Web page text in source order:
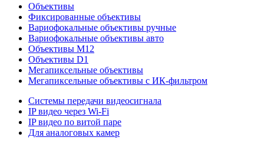
Объективы
Фиксированные объективы
Вариофокальные объективы ручные
Вариофокальные объективы авто
Объективы М12
Объективы D1
Мегапиксельные объективы
Мегапиксельные объективы с ИК-фильтром
Системы передачи видеосигнала
IP видео через Wi-Fi
IP видео по витой паре
Для аналоговых камер